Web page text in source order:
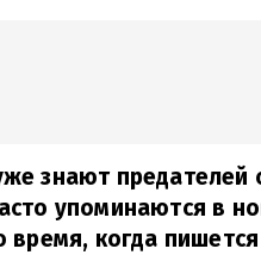
знают предателей
упоминаются в
время, когда